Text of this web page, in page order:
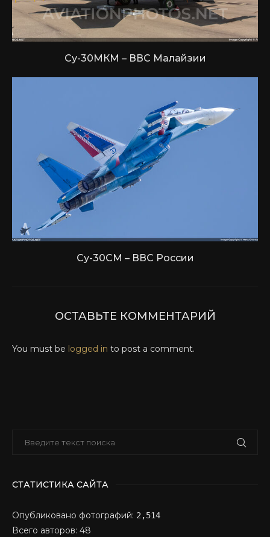
Су-30МКМ – ВВС Малайзии
Су-30СМ – ВВС России
ОСТАВЬТЕ КОММЕНТАРИЙ
You must be logged in to post a comment.
СТАТИСТИКА САЙТА
Опубликовано фотографий: 2,514
Всего авторов: 48